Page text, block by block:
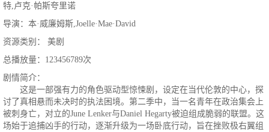
特,卢克·帕斯夸里诺
导演：本·威廉姆斯,Joelle·Mae·David
资源类别： 美剧
总播放量：123456789次
剧情简介：
这是一部强有力的角色驱动型惊悚剧，设定在当代伦敦的中心，探
讨了真相悬而未决时的执法困境。第二季中，当一名青年在政治集会上
被刺身亡，对立的June Lenker与Daniel Hegarty被迫组成脆弱的联盟。这
场始于追捕凶手的行动，逐渐升级为一场卧底行动，旨在挫败极右翼组